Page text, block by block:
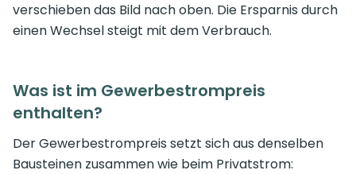
verschieben das Bild nach oben. Die Ersparnis durch
einen Wechsel steigt mit dem Verbrauch.
Was ist im Gewerbestrompreis
enthalten?
Der Gewerbestrompreis setzt sich aus denselben
Bausteinen zusammen wie beim Privatstrom: